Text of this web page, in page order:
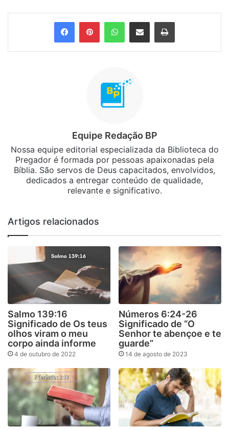
FacebookPinterestWhatsApp
Compartilhar via e-mail Imprimir
Equipe Redação BP
Nossa equipe editorial especializada da Biblioteca do
Pregador é formada por pessoas apaixonadas pela
Bíblia. São servos de Deus capacitados, envolvidos,
dedicados a entregar conteúdo de qualidade,
relevante e significativo.
Artigos relacionados
Salmo 139:16
Significado de Os teus
olhos viram o meu
corpo ainda informe
4 de outubro de 2022
Números 6:24-26
Significado de “O
Senhor te abençoe e te
guarde”
14 de agosto de 2023